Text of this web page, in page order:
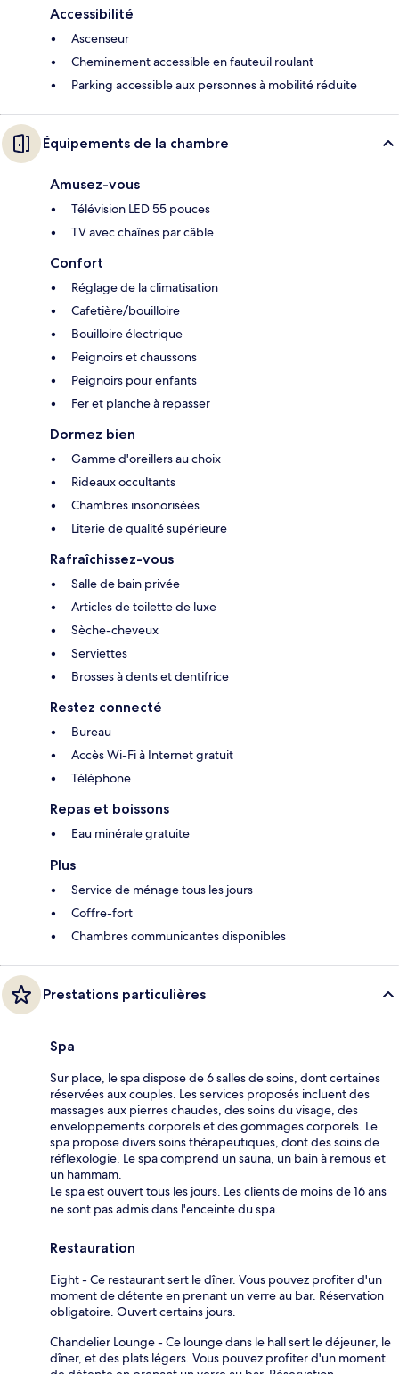
Accessibilité
Ascenseur
Cheminement accessible en fauteuil roulant
Parking accessible aux personnes à mobilité réduite
Équipements de la chambre
Amusez-vous
Télévision LED 55 pouces
TV avec chaînes par câble
Confort
Réglage de la climatisation
Cafetière/bouilloire
Bouilloire électrique
Peignoirs et chaussons
Peignoirs pour enfants
Fer et planche à repasser
Dormez bien
Gamme d'oreillers au choix
Rideaux occultants
Chambres insonorisées
Literie de qualité supérieure
Rafraîchissez-vous
Salle de bain privée
Articles de toilette de luxe
Sèche-cheveux
Serviettes
Brosses à dents et dentifrice
Restez connecté
Bureau
Accès Wi-Fi à Internet gratuit
Téléphone
Repas et boissons
Eau minérale gratuite
Plus
Service de ménage tous les jours
Coffre-fort
Chambres communicantes disponibles
Prestations particulières
Spa
Sur place, le spa dispose de 6 salles de soins, dont certaines
réservées aux couples. Les services proposés incluent des
massages aux pierres chaudes, des soins du visage, des
enveloppements corporels et des gommages corporels. Le
spa propose divers soins thérapeutiques, dont des soins de
réflexologie. Le spa comprend un sauna, un bain à remous et
un hammam.
Le spa est ouvert tous les jours. Les clients de moins de 16 ans
ne sont pas admis dans l'enceinte du spa.
Restauration
Eight - Ce restaurant sert le dîner. Vous pouvez profiter d'un
moment de détente en prenant un verre au bar. Réservation
obligatoire. Ouvert certains jours.
Chandelier Lounge - Ce lounge dans le hall sert le déjeuner, le
dîner, et des plats légers. Vous pouvez profiter d'un moment